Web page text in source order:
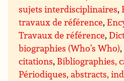
sujets interdisciplinaires,
travaux de référence,
Travaux de référence,
biographies (Who’s Who),
citations, Bibliographies,
Périodiques, abstracts,